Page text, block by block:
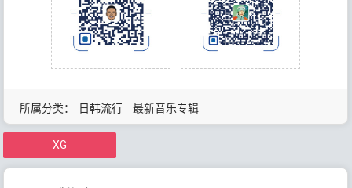
所属分类： 日韩流行 最新音乐专辑
XG